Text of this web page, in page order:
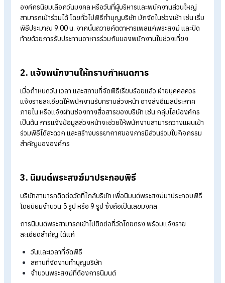
1. กำหนดวันและเวลาในการจัดพิธีทำบุญ
การกำหนดวันในการจัดพิธีถือเป็นอีกหนึ่งขั้นตอนสำคัญ หลาย
องค์กรนิยมเลือกวันมงคล หรือวันที่ผู้บริหารและพนักงานส่วนใหญ่
สามารถเข้าร่วมได้ โดยทั่วไปพิธีทำบุญบริษัท มักจัดในช่วงเช้า เช่น
พิธีประมาณ 9.00 น. จากนั้นถวายภัตตาหารเพลแก่พระสงฆ์ และ
ท้ายด้วยการรับประทานอาหารร่วมกันของพนักงานในช่วงเที่ยง